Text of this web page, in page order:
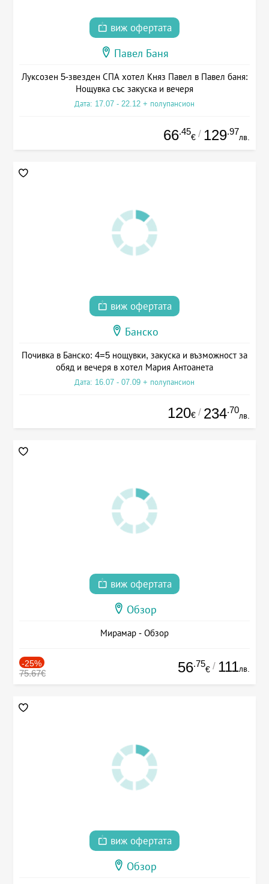
виж офертата
Павел Баня
Луксозен 5-звезден СПА хотел Княз Павел в Павел баня:
Нощувка със закуска и вечеря
Дата: 17.07 - 22.12 + полупансион
66.45
€ / 129.97
лв.
виж офертата
Банско
Почивка в Банско: 4=5 нощувки, закуска и възможност за
обяд и вечеря в хотел Мария Антоанета
Дата: 16.07 - 07.09 + полупансион
120€ / 234.70
лв.
виж офертата
Обзор
Мирамар - Обзор
-25%
75.67€ 56.75
€ / 111лв.
виж офертата
Обзор